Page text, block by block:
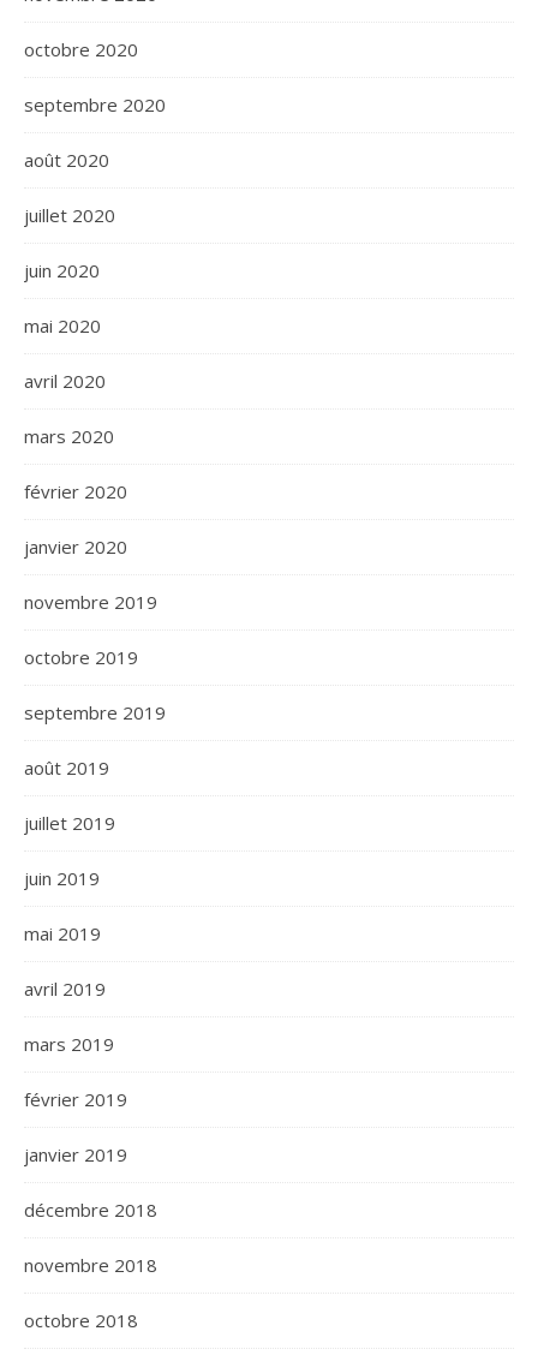
octobre 2020
septembre 2020
août 2020
juillet 2020
juin 2020
mai 2020
avril 2020
mars 2020
février 2020
janvier 2020
novembre 2019
octobre 2019
septembre 2019
août 2019
juillet 2019
juin 2019
mai 2019
avril 2019
mars 2019
février 2019
janvier 2019
décembre 2018
novembre 2018
octobre 2018